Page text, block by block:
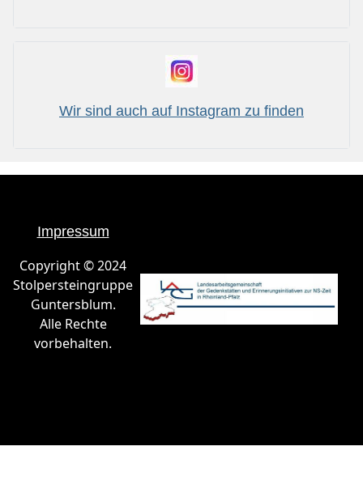
Wir sind auch auf Instagram zu finden
Impressum
Copyright © 2024
Stolpersteingruppe
Guntersblum.
Alle Rechte
vorbehalten.